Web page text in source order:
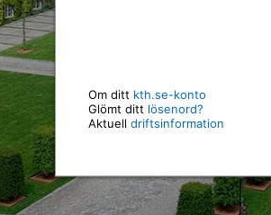
Om ditt kth.se-konto
Glömt ditt lösenord?
Aktuell driftsinformation